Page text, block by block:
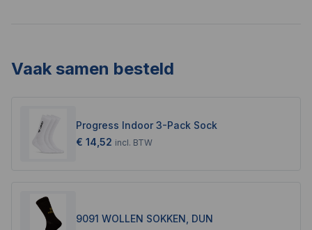
Vaak samen besteld
Progress Indoor 3-Pack Sock
€ 14,52 incl. BTW
9091 WOLLEN SOKKEN, DUN